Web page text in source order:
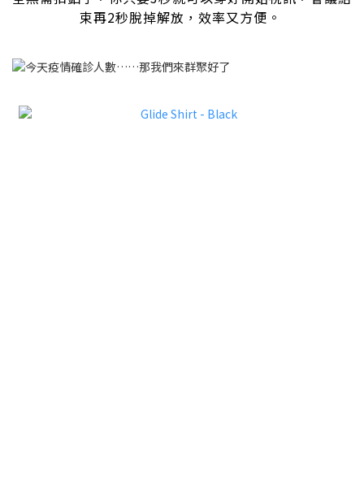
束再2秒脫掉解放，效率又方便。